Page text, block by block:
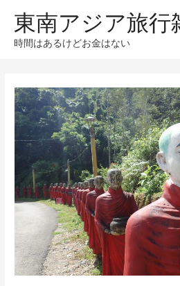
東南アジア旅行
時間はあるけどお金はない